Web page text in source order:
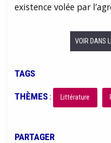
existence volée par
VOIR DANS
TAGS
THÈMES: Littérature
PARTAGER